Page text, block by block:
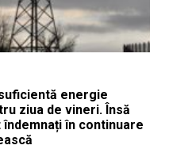
energie
ziua de vineri. Însă
în continuare